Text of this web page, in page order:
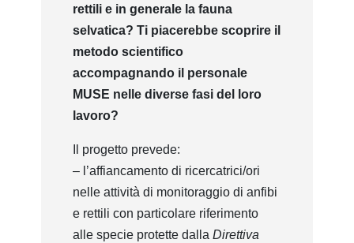
rettili e in generale la fauna
selvatica? Ti piacerebbe scoprire il
metodo scientifico
accompagnando il personale
MUSE nelle diverse fasi del loro
lavoro?
Il progetto prevede:
– l’affiancamento di ricercatrici/ori
nelle attività di monitoraggio di anfibi
e rettili con particolare riferimento
alle specie protette dalla Direttiva